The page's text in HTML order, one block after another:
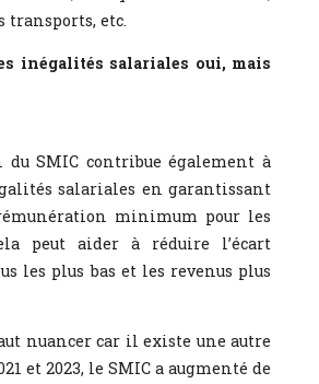
transports, etc.
inégalités salariales oui, mais
du SMIC contribue également à
salariales en garantissant
minimum pour les
peut aider à réduire l’écart
les plus bas et les revenus plus
nuancer car il existe une autre
et 2023, le SMIC a augmenté de